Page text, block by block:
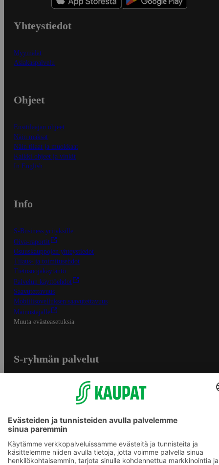
Yhteystiedot
Myymälät
Asiakaspalvelu
Ohjeet
Ensitilaajan ohjeet
Näin maksat
Näin tilaat ja muokkaat
Kaikki ohjeet ja vinkit
In English
Info
S-Business yrityksille
Oiva-raportit
Osuuskauppojen yhteystiedot
Tilaus- ja toimitusehdot
Tietosuojakäytäntö
Palvelun käyttöehdot
Saavutettavuus
Mobiilisovelluksen saavutettavuus
Mainostajalle
Muuta evästeasetuksia
S-ryhmän palvelut
S-ostoslista -sovellus
Prisma.fi
Sokos.fi
S-Pankki
Yhteishyvä